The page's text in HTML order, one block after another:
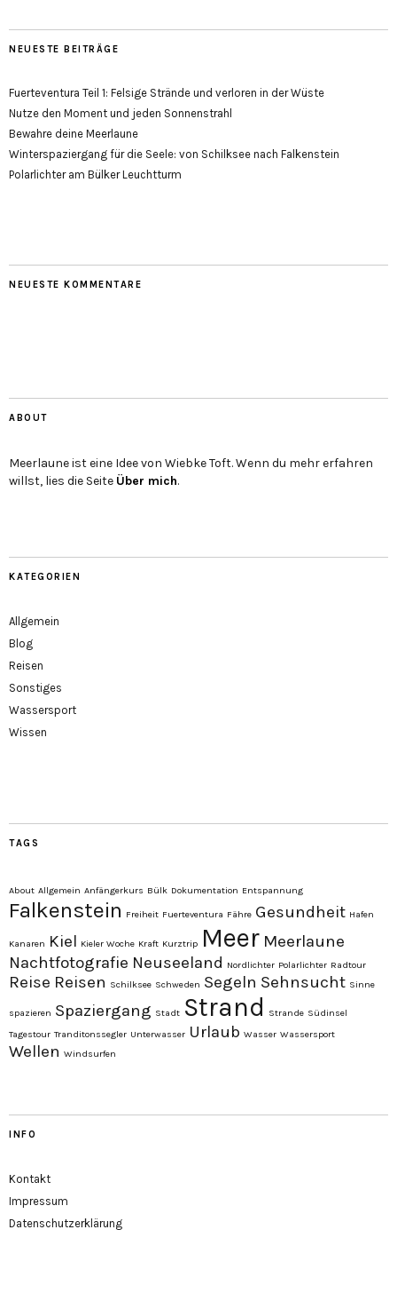
NEUESTE BEITRÄGE
Fuerteventura Teil 1: Felsige Strände und verloren in der Wüste
Nutze den Moment und jeden Sonnenstrahl
Bewahre deine Meerlaune
Winterspaziergang für die Seele: von Schilksee nach Falkenstein
Polarlichter am Bülker Leuchtturm
NEUESTE KOMMENTARE
ABOUT
Meerlaune ist eine Idee von Wiebke Toft. Wenn du mehr erfahren
willst, lies die Seite Über mich.
KATEGORIEN
Allgemein
Blog
Reisen
Sonstiges
Wassersport
Wissen
TAGS
About Allgemein Anfängerkurs Bülk Dokumentation Entspannung
Falkenstein Freiheit Fuerteventura Fähre Gesundheit Hafen
Kanaren Kiel Kieler Woche Kraft Kurztrip Meer Meerlaune
Nachtfotografie Neuseeland Nordlichter Polarlichter Radtour
Reise Reisen Schilksee Schweden Segeln Sehnsucht Sinne
spazieren Spaziergang Stadt Strand Strande Südinsel
Tagestour Tranditonssegler Unterwasser Urlaub Wasser Wassersport
Wellen Windsurfen
INFO
Kontakt
Impressum
Datenschutzerklärung